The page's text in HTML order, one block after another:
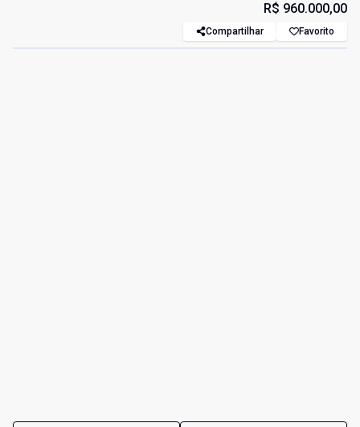
R$ 960.000,00
Compartilhar Favorito